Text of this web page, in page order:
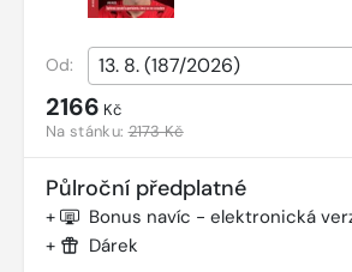
Od:
2166 Kč
Na stánku:2173 Kč
Půlroční předplatné
+ Bonus navíc - elektronická
+ Dárek